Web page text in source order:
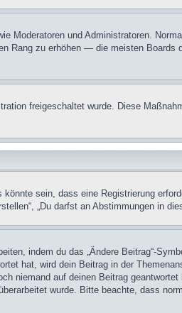
Moderatoren und Administratoren.
Rang zu erhöhen — die meisten Boards
freigeschaltet wurde. Diese
sein, dass eine Registrierung
„Du darfst an Abstimmungen in
indem du das „Ändere Beitrag“-
hat, wird dein Beitrag in der
niemand auf deinen Beitrag
wurde. Bitte beachte, dass